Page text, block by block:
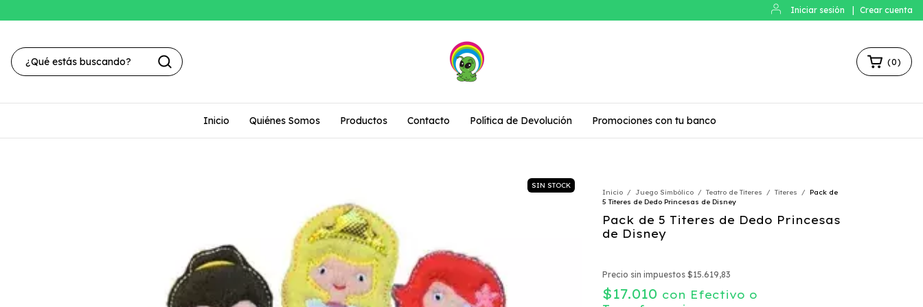
Iniciar sesión Crear cuenta
(0)
Inicio Quiénes Somos Productos Contacto Política de Devolución Promociones con tu banco
SIN STOCK
Inicio / Juego Simbólico / Teatro de Titeres / Titeres / Pack de
5 Titeres de Dedo Princesas de Disney
Pack de 5 Titeres de Dedo Princesas
de Disney
Precio sin impuestos $15.619,83
$17.010 con Efectivo o